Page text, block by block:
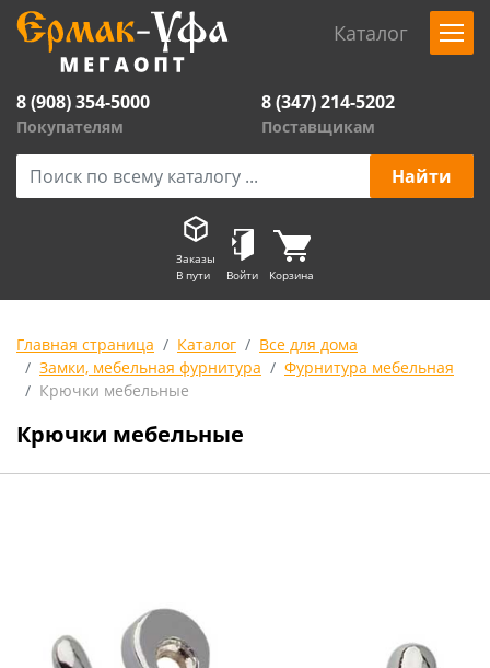
Каталог
8 (908) 354-5000
Покупателям
8 (347) 214-5202
Поставщикам
Заказы
В пути
Войти Корзина
Главная страница Каталог
Все для дома
Замки, мебельная фурнитура
Фурнитура мебельная
Крючки мебельные
Крючки мебельные